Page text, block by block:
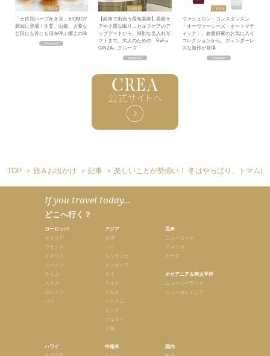
「土佐和ハーブかき氷」がOMO7
高知に登場！生姜、山椒、大葉な
ど目にも舌にも涼を呼ぶ郷土の味
【銀座で出合う最旬美容】美髪ケ
アや上質な眠り…セルフケアのア
ップデートから、特別な名入れギ
フトまで。大人のための「ReFa
GINZA」クルーズ
ヴァシュロン・コンスタンタン
「オーヴァーシーズ・オートマテ
ィック」。旅愛好家のお気に入り
コレクションから、ジェンダーレ
スな新作が登場
TOP 旅＆お出かけ 記事 楽しいことが勢揃い！ 冬はやっぱり、トマムに
If you travel today...
どこへ行く？
ヨーロッパ
イタリア
フランス
イギリス
スペイン
チェコ
スイス
ロンドン
パリ
ハワイ
アジア
台湾
バリ
スリランカ
カンボジア
タイ
ラオス
マカオ
ベトナム
インド
ブルネイ
上海
中南米
北米
ニューヨーク
アメリカ
カナダ
オセアニア＆南太平洋
ニュージーランド
ニューカレドニア
国内